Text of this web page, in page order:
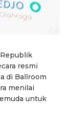
resmi
di Ballroom
menilai
untuk